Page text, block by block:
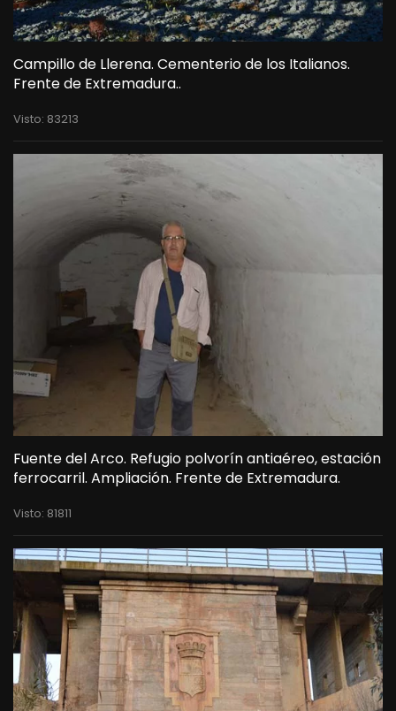
Campillo de Llerena. Cementerio de los Italianos.
Frente de Extremadura..
Visto: 83213
Fuente del Arco. Refugio polvorín antiaéreo, estación
ferrocarril. Ampliación. Frente de Extremadura.
Visto: 81811